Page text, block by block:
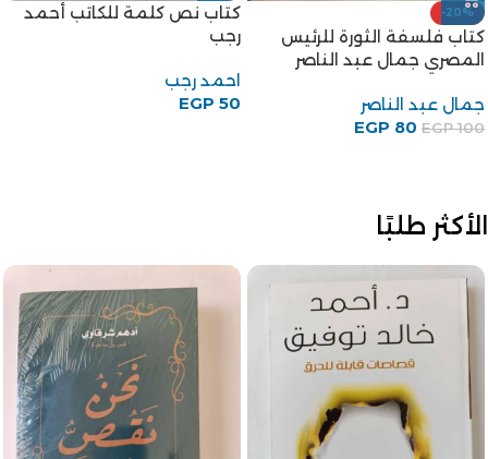
-20%
كتاب فلسفة الثورة للرئيس
المصري جمال عبد الناصر
جمال عبد الناصر
EGP100
EGP 80
كتاب نص كلمة للكاتب أحمد
رجب
احمد رجب
EGP 50
الأكثر طلبًا